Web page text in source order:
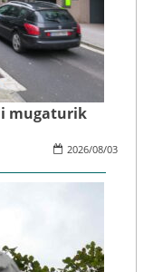
mugaturik
2026/08/03